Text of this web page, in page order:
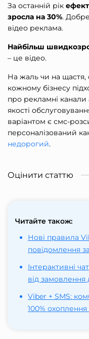
За останній рік
зросла на 30%.
відео реклама.
Найбільш
– це відео.
На жаль чи на щастя,
кожному бізнесу
про рекламні
якості
варіантом є смс-
персоналізований
недорогий.
Оцінити статтю
Читайте також:
Нові правила
повідомлення
Інтерактивні
від замовлення
Viber + SMS:
100% охоплення